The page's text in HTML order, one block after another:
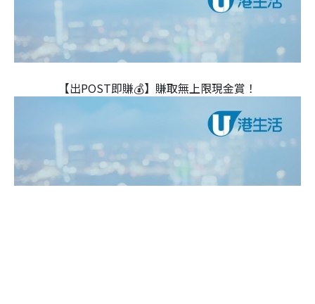
【出POST即賺💰】賺取無上限現金賞！